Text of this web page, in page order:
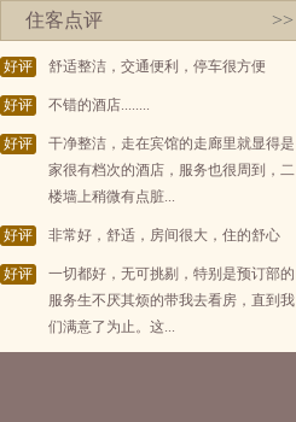
住客点评 >>
好评 舒适整洁，交通便利，停车很方便
好评 不错的酒店........
好评
干净整洁，走在宾馆的走廊里就显得是
家很有档次的酒店，服务也很周到，二
楼墙上稍微有点脏...
好评 非常好，舒适，房间很大，住的舒心
好评
一切都好，无可挑剔，特别是预订部的
服务生不厌其烦的带我去看房，直到我
们满意了为止。这...